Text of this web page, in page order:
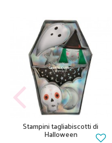
Stampini tagliabiscotti di
Halloween